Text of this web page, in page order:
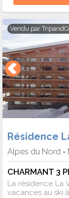
Vendu par
Résidence
Alpes du Nord -
La résidence La
vacances au ski